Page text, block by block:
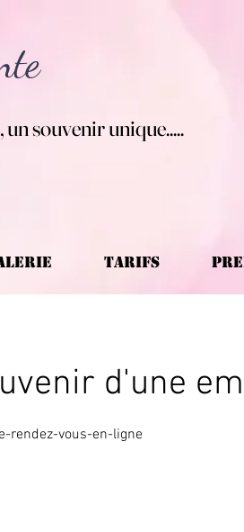
souvenir unique.....
TARIFS
d'une
rendez-vous-en-ligne